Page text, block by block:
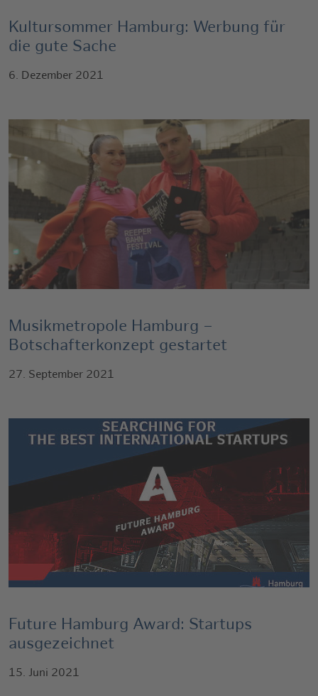
Kultursommer Hamburg: Werbung für
die gute Sache
6. Dezember 2021
Musikmetropole Hamburg –
Botschafterkonzept gestartet
27. September 2021
Future Hamburg Award: Startups
ausgezeichnet
15. Juni 2021